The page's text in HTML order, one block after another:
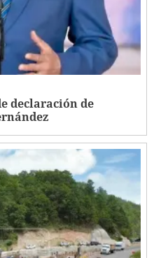
declaración de